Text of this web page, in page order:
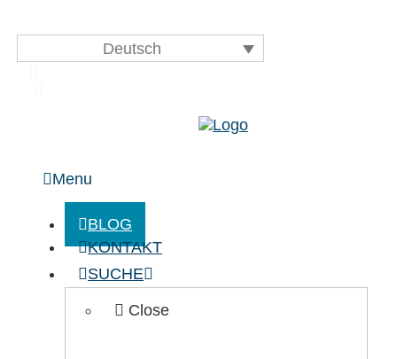
Deutsch
Menu
BLOG
KONTAKT
SUCHE
Close